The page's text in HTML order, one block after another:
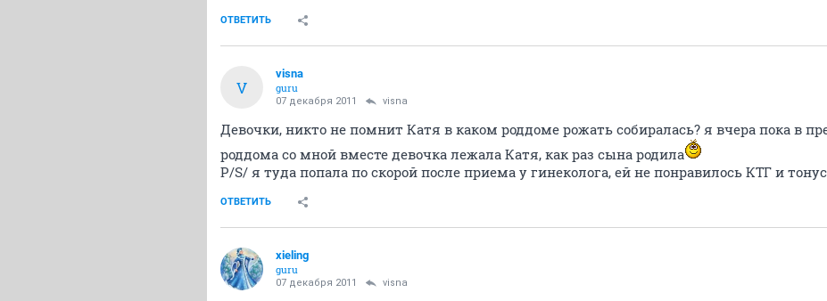
ОТВЕТИТЬ
V
visna
guru
07 декабря 2011 visna
Девочки, никто не помнит Катя в каком роддоме рожать собиралась? я вчера пока в
роддома со мной вместе девочка лежала Катя, как раз сына родила
P/S/ я туда попала по скорой после приема у гинеколога, ей не понравилось КТГ и
ОТВЕТИТЬ
xieling
guru
07 декабря 2011 visna